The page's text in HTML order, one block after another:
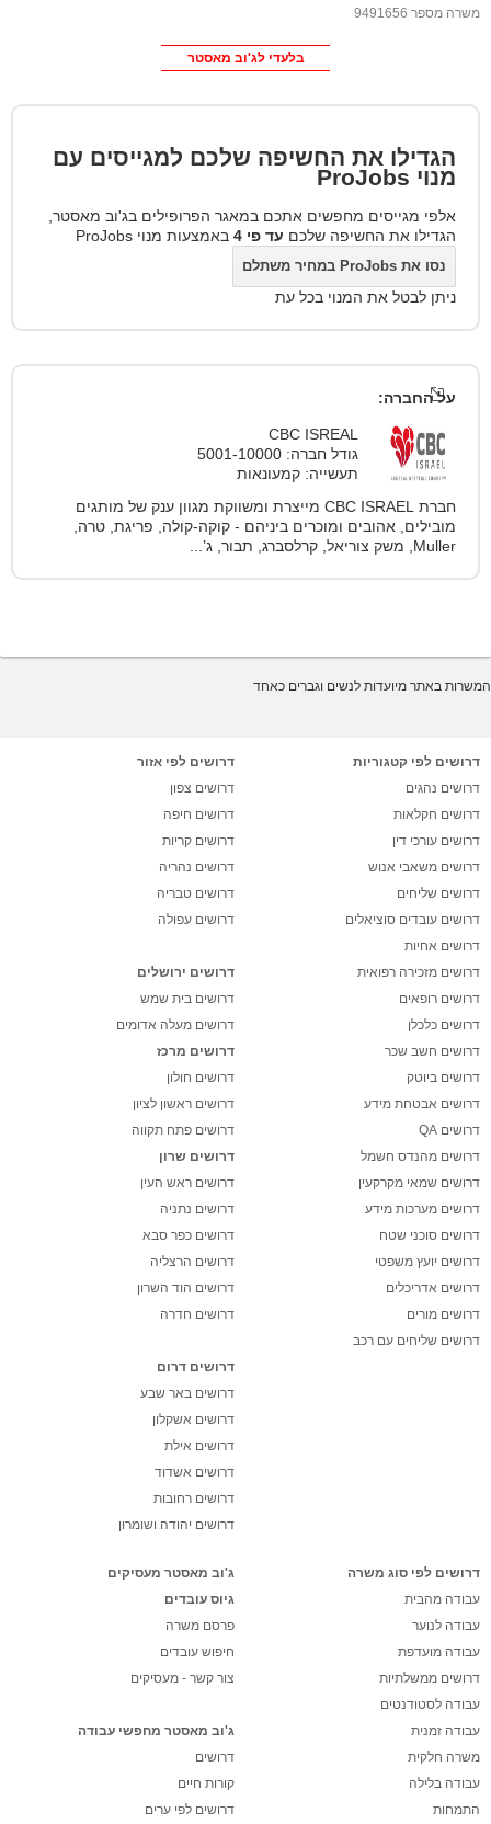
משרה מספר 9491656
בלעדי לג'וב מאסטר
הגדילו את החשיפה שלכם למגייסים עם
מנוי ProJobs
אלפי מגייסים מחפשים אתכם במאגר הפרופילים בג'וב מאסטר,
הגדילו את החשיפה שלכם עד פי 4 באמצעות מנוי ProJobs
נסו את ProJobs במחיר משתלם
ניתן לבטל את המנוי בכל עת
על החברה:
CBC ISREAL
גודל חברה: 5001-10000
תעשייה: קמעונאות
חברת CBC ISRAEL מייצרת ומשווקת מגוון ענק של מותגים
מובילים, אהובים ומוכרים ביניהם - קוקה-קולה, פריגת, טרה,
Muller, משק צוריאל, קרלסברג, תבור, ג’...
המשרות באתר מיועדות לנשים וגברים כאחד
דרושים לפי קטגוריות
דרושים נהגים
דרושים חקלאות
דרושים עורכי דין
דרושים משאבי אנוש
דרושים שליחים
דרושים עובדים סוציאלים
דרושים אחיות
דרושים מזכירה רפואית
דרושים רופאים
דרושים כלכלן
דרושים חשב שכר
דרושים ביוטק
דרושים אבטחת מידע
דרושים QA
דרושים מהנדס חשמל
דרושים שמאי מקרקעין
דרושים מערכות מידע
דרושים סוכני שטח
דרושים יועץ משפטי
דרושים אדריכלים
דרושים מורים
דרושים שליחים עם רכב
דרושים לפי אזור
דרושים צפון
דרושים חיפה
דרושים קריות
דרושים נהריה
דרושים טבריה
דרושים עפולה
דרושים ירושלים
דרושים בית שמש
דרושים מעלה אדומים
דרושים מרכז
דרושים חולון
דרושים ראשון לציון
דרושים פתח תקווה
דרושים שרון
דרושים ראש העין
דרושים נתניה
דרושים כפר סבא
דרושים הרצליה
דרושים הוד השרון
דרושים חדרה
דרושים דרום
דרושים באר שבע
דרושים אשקלון
דרושים אילת
דרושים אשדוד
דרושים רחובות
דרושים יהודה ושומרון
דרושים לפי סוג משרה
עבודה מהבית
עבודה לנוער
עבודה מועדפת
דרושים ממשלתיות
עבודה לסטודנטים
עבודה זמנית
משרה חלקית
עבודה בלילה
התמחות
ג'וב מאסטר מעסיקים
גיוס עובדים
פרסם משרה
חיפוש עובדים
צור קשר - מעסיקים
ג'וב מאסטר מחפשי עבודה
דרושים
קורות חיים
דרושים לפי ערים